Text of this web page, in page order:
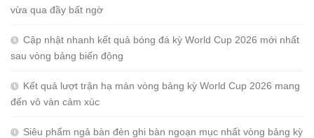
vừa qua đầy bất ngờ
Cập nhật nhanh kết quả bóng đá kỳ World Cup 2026 mới nhất
sau vòng bảng biến động
Kết quả lượt trận hạ màn vòng bảng kỳ World Cup 2026 mang
đến vô vàn cảm xúc
Siêu phẩm ngả bàn đèn ghi bàn ngoạn mục nhất vòng bảng kỳ